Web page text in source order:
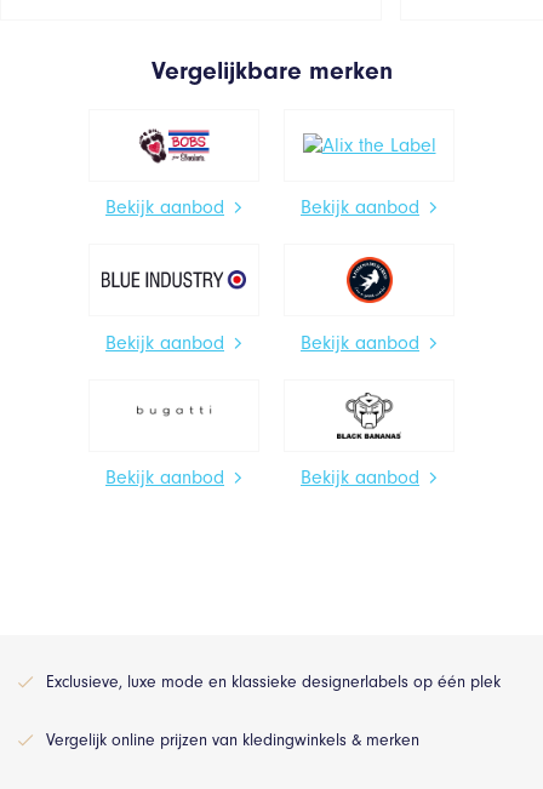
Vergelijkbare merken
Bekijk aanbod Bekijk aanbod
Bekijk aanbod Bekijk aanbod
Bekijk aanbod Bekijk aanbod
Exclusieve, luxe mode en klassieke designerlabels op één plek
Vergelijk online prijzen van kledingwinkels & merken